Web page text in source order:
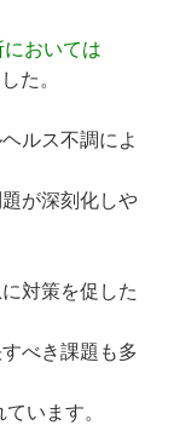
おいては
た。
ルス不調によ
が深刻化しや
対策を促した
べき課題も多
います。